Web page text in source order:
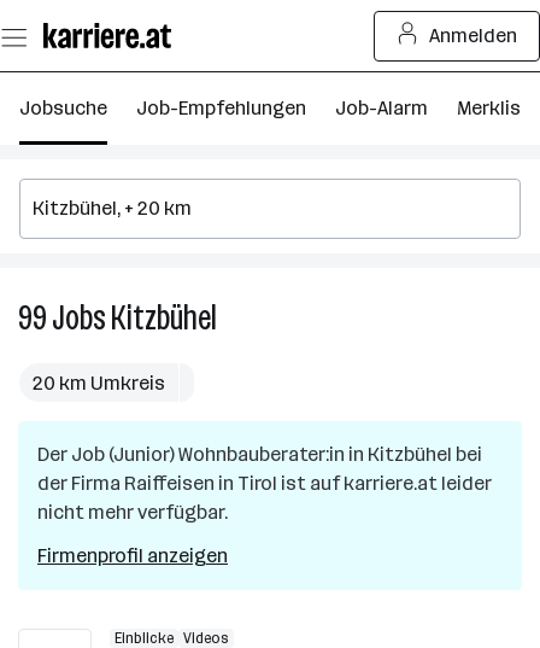
Seiteninhalt
springen
Anmelden
Jobsuche Job-Empfehlungen Job-Alarm Merkliste
99JobsKitzbühel
20 km Umkreis
Der Job (Junior) Wohnbauberater:in in Kitzbühel bei
der Firma Raiffeisen in Tirol ist auf karriere.at leider
nicht mehr verfügbar.
Firmenprofil anzeigen
Einblicke Videos